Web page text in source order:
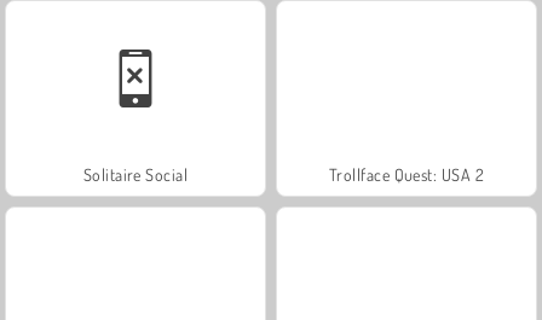
Solitaire Social Trollface Quest: USA 2